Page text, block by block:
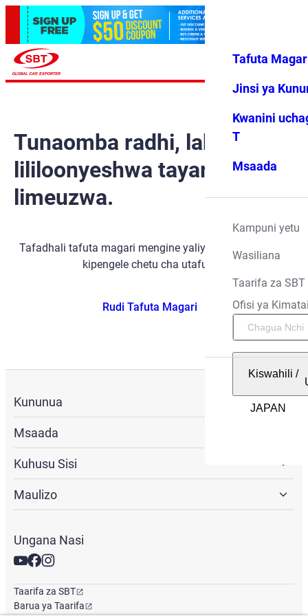
Vipendwa
Menyu
Tafuta
Jinsi ya
Kwanini
T
Msaada
Kampuni yetu
Wasiliana
Taarifa za SBT
Ofisi ya
Kiswahili /
Tunaomba radhi, lakini gari
lililoonyeshwa tayari
limeuzwa.
Tafadhali tafuta magari mengine yaliyopo kwa kutumia
kipengele chetu cha utafutaji.
Rudi Tafuta Magari
Kununua
Msaada
Kuhusu Sisi
Maulizo
Ungana Nasi
Taarifa za SBT
Barua ya Taarifa